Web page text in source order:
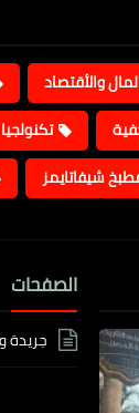
والأقتصاد
شيفاتايمز
الصفحات
جريدة